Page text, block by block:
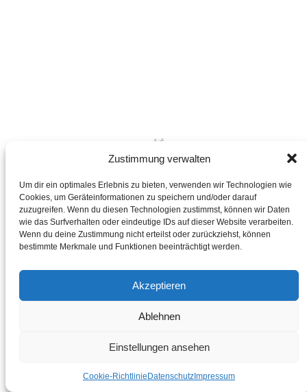
Zustimmung verwalten
Um dir ein optimales Erlebnis zu bieten, verwenden wir Technologien wie
Cookies, um Geräteinformationen zu speichern und/oder darauf
zuzugreifen. Wenn du diesen Technologien zustimmst, können wir Daten
wie das Surfverhalten oder eindeutige IDs auf dieser Website verarbeiten.
Wenn du deine Zustimmung nicht erteilst oder zurückziehst, können
bestimmte Merkmale und Funktionen beeinträchtigt werden.
Akzeptieren
Ablehnen
Einstellungen ansehen
Cookie-Richtlinie Datenschutz Impressum
Lieferzeit: ca. 5-7 Werktage